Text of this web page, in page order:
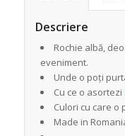
Descriere
Rochie albă,
eveniment.
Unde o poți
Cu ce o asortezi :
Culori cu care o
Made in